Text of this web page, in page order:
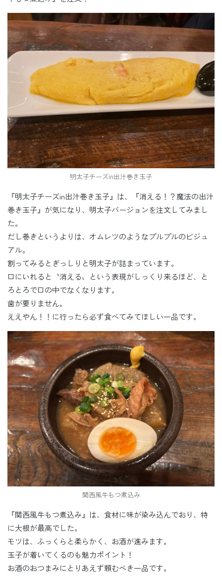
明太子チーズin出汁巻き玉子
『明太子チーズin出汁巻き玉子』は、『消える！？魔法の出汁
巻き玉子』が気になり、明太子バージョンを注文してみまし
た。
だし巻きというよりは、オムレツのようなプルプルのビジュ
アル。
割ってみるとぎっしりと明太子が詰まっています。
口にいれると〝消える〟という表現がしっくり来るほど、と
ろとろで口の中でなくなります。
歯が要りません。
ええやん！！に行ったら必ず食べてみてほしい一品です。
関西風牛もつ煮込み
『関西風牛もつ煮込み』は、食材に味が染み込んでおり、特
に大根が最高でした。
モツは、ふっくらと柔らかく、お酒が進みます。
玉子が着いてくるのも魅力ポイント！
お酒のおつまみにとりあえず頼むべき一品です。